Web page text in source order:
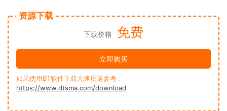
资源下载
下载价格 免费
立即购买
如果使用BT软件下载无速度请参考：
https://www.dtsma.com/download